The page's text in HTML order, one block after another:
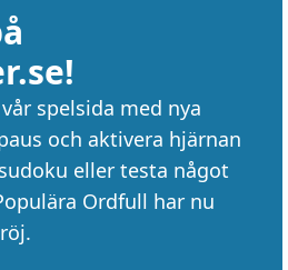
spelsida med nya
och aktivera hjärnan
eller testa något
Ordfull har nu